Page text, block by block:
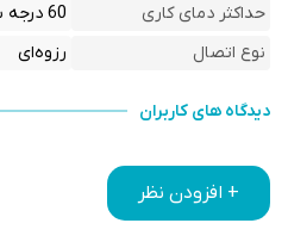
حداکثر دمای کاری
60 درجه سانتی‌گراد
نوع اتصال
رزوه‌ای
دیدگاه های کاربران
+ افزودن نظر